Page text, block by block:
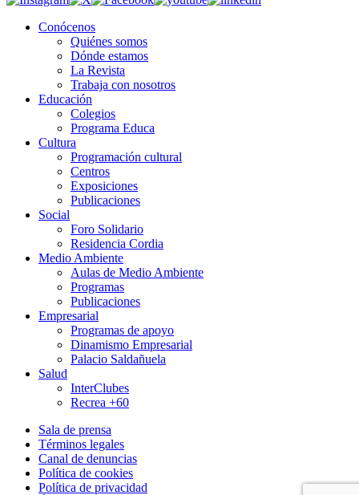
Conócenos
Quiénes somos
Dónde estamos
La Revista
Trabaja con nosotros
Educación
Colegios
Programa Educa
Cultura
Programación cultural
Centros
Exposiciones
Publicaciones
Social
Foro Solidario
Residencia Cordia
Medio Ambiente
Aulas de Medio Ambiente
Programas
Publicaciones
Empresarial
Programas de apoyo
Dinamismo Empresarial
Palacio Saldañuela
Salud
InterClubes
Recrea +60
Sala de prensa
Términos legales
Canal de denuncias
Política de cookies
Política de privacidad